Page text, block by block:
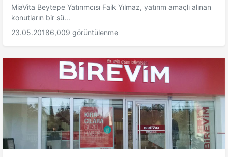
MiaVita Beytepe Yatırımcısı Faik Yılmaz, yatırım amaçlı alınan
konutların bir sü...
23.05.20186,009 görüntülenme